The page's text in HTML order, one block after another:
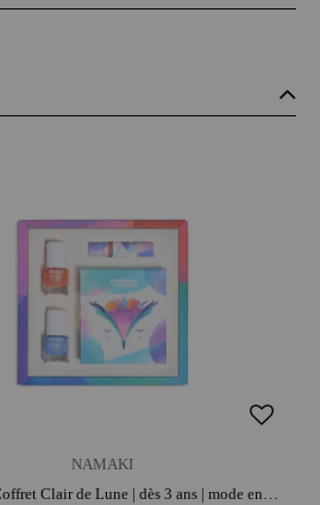
NAMAKI
NAMAKI Coffret Clair de Lune | dès 3 ans | mode enfant